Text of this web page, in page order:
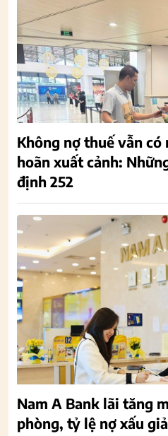
Không nợ thuế vẫn có
hoãn xuất cảnh:
định 252
Nam A Bank lãi tăng
phòng, tỷ lệ nợ xấu